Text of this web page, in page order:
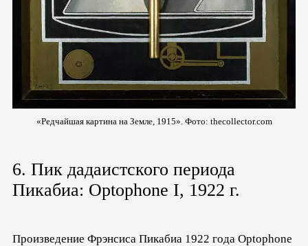
«Редчайшая картина на Земле, 1915». Фото: thecollector.com
6. Пик дадаистского периода
Пикабиа: Optophone I, 1922 г.
Произведение Фрэнсиса Пикабиа 1922 года Optophone